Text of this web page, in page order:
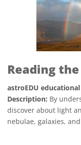
Reading
astroEDU
Description: By
discover about light
nebulae, galaxies,